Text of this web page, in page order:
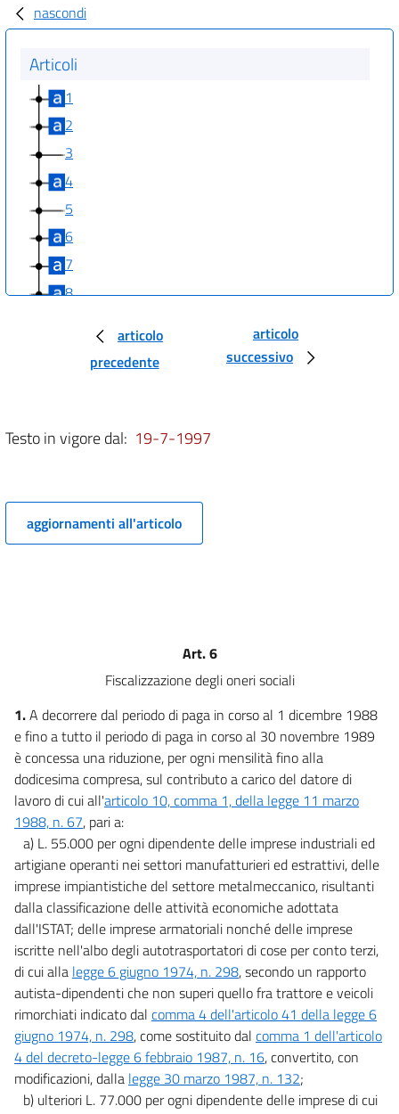
nascondi
Articoli
1
2
3
4
5
6
7
8
articolo
precedente
articolo
successivo
Testo in vigore dal: 19-7-1997
aggiornamenti all'articolo
Art. 6
Fiscalizzazione degli oneri sociali
1.A decorrere dal periodo di paga in corso al 1 dicembre 1988
e fino a tutto il periodo di paga in corso al 30 novembre 1989
è concessa una riduzione, per ogni mensilità fino alla
dodicesima compresa, sul contributo a carico del datore di
lavoro di cui all'articolo 10, comma 1, della legge 11 marzo
1988, n. 67, pari a:
a) L. 55.000 per ogni dipendente delle imprese industriali ed
artigiane operanti nei settori manufatturieri ed estrattivi, delle
imprese impiantistiche del settore metalmeccanico, risultanti
dalla classificazione delle attività economiche adottata
dall'ISTAT; delle imprese armatoriali nonché delle imprese
iscritte nell'albo degli autotrasportatori di cose per conto terzi,
di cui alla legge 6 giugno 1974, n. 298, secondo un rapporto
autista-dipendenti che non superi quello fra trattore e veicoli
rimorchiati indicato dal comma 4 dell'articolo 41 della legge 6
giugno 1974, n. 298, come sostituito dal comma 1 dell'articolo
4 del decreto-legge 6 febbraio 1987, n. 16, convertito, con
modificazioni, dalla legge 30 marzo 1987, n. 132;
b) ulteriori L. 77.000 per ogni dipendente delle imprese di cui